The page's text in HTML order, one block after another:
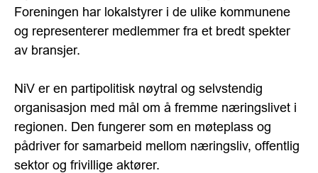
Foreningen har lokalstyrer i de ulike kommunene
og representerer medlemmer fra et bredt spekter
av bransjer.
NiV er en partipolitisk nøytral og selvstendig
organisasjon med mål om å fremme næringslivet i
regionen. Den fungerer som en møteplass og
pådriver for samarbeid mellom næringsliv, offentlig
sektor og frivillige aktører.